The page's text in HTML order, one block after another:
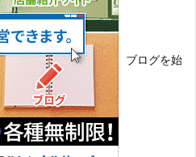
ブログを始